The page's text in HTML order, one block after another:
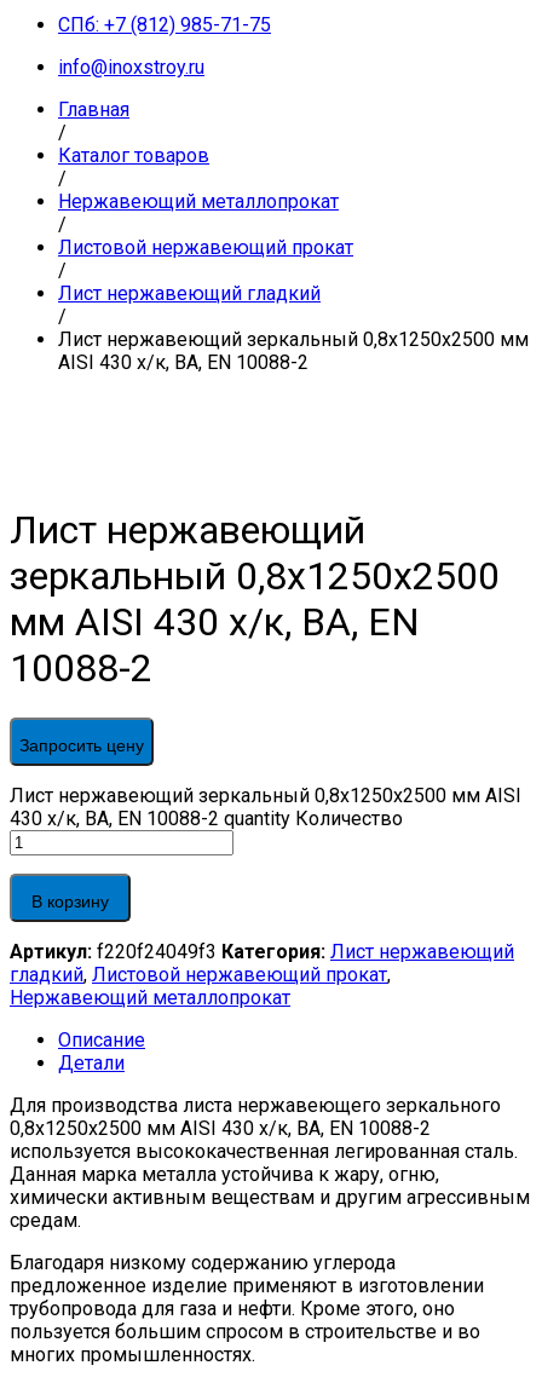
СПб: +7 (812) 985-71-75
info@inoxstroy.ru
Главная
/
Каталог товаров
/
Нержавеющий металлопрокат
/
Листовой нержавеющий прокат
/
Лист нержавеющий гладкий
/
Лист нержавеющий зеркальный 0,8х1250х2500 мм
AISI 430 х/к, BA, EN 10088-2
Лист нержавеющий
зеркальный 0,8х1250х2500
мм AISI 430 х/к, BA, EN
10088-2
Запросить цену
Лист нержавеющий зеркальный 0,8х1250х2500 мм AISI
430 х/к, BA, EN 10088-2 quantity Количество
В корзину
Артикул: f220f24049f3 Категория: Лист нержавеющий
гладкий, Листовой нержавеющий прокат,
Нержавеющий металлопрокат
Описание
Детали
Для производства листа нержавеющего зеркального
0,8х1250х2500 мм AISI 430 х/к, BA, EN 10088-2
используется высококачественная легированная сталь.
Данная марка металла устойчива к жару, огню,
химически активным веществам и другим агрессивным
средам.
Благодаря низкому содержанию углерода
предложенное изделие применяют в изготовлении
трубопровода для газа и нефти. Кроме этого, оно
пользуется большим спросом в строительстве и во
многих промышленностях.